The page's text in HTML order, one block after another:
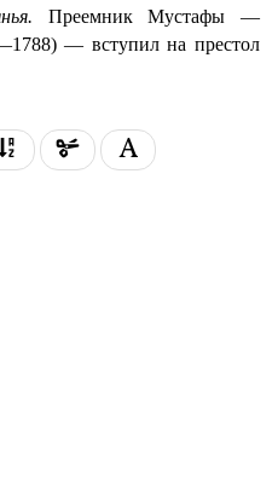
Преемник Мустафы —
— вступил на престол